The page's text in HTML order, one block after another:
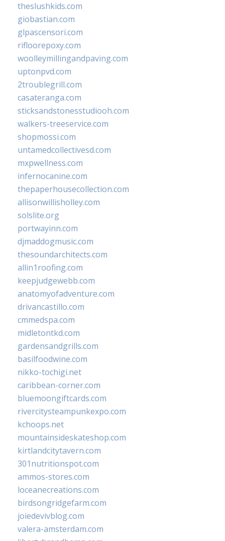
theslushkids.com
giobastian.com
glpascensori.com
rifloorepoxy.com
woolleymillingandpaving.com
uptonpvd.com
2troublegrill.com
casateranga.com
sticksandstonesstudiooh.com
walkers-treeservice.com
shopmossi.com
untamedcollectivesd.com
mxpwellness.com
infernocanine.com
thepaperhousecollection.com
allisonwillisholley.com
solslite.org
portwayinn.com
djmaddogmusic.com
thesoundarchitects.com
allin1roofing.com
keepjudgewebb.com
anatomyofadventure.com
drivancastillo.com
cmmedspa.com
midletontkd.com
gardensandgrills.com
basilfoodwine.com
nikko-tochigi.net
caribbean-corner.com
bluemoongiftcards.com
rivercitysteampunkexpo.com
kchoops.net
mountainsideskateshop.com
kirtlandcitytavern.com
301nutritionspot.com
ammos-stores.com
loceanecreations.com
birdsongridgefarm.com
joiedevivblog.com
valera-amsterdam.com